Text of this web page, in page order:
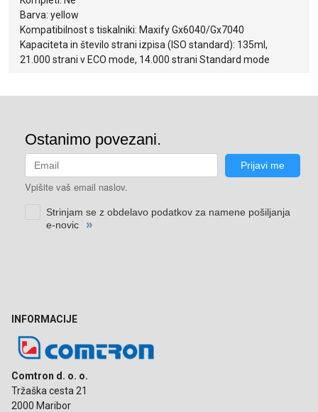
Barva: yellow
Kompatibilnost s tiskalniki: Maxify Gx6040/Gx7040
Kapaciteta in število strani izpisa (ISO standard): 135ml,
21.000 strani v ECO mode, 14.000 strani Standard mode
INFORMACIJE
Comtron d. o. o.
Tržaška cesta 21
2000 Maribor